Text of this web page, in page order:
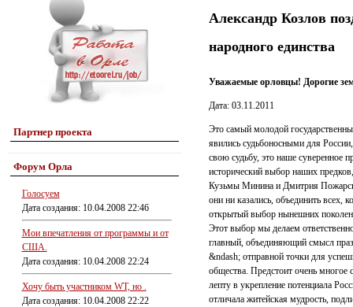
Партнер проекта
Форум Орла
Голосуем
Дата создания: 10.04.2008 22:46
Мои впечатления от программы и от
США.
Дата создания: 10.04.2008 22:24
Хочу быть участником WT, но .
Дата создания: 10.04.2008 22:22
Александр Козлов
народного единства
Уважаемые орловцы! Дорогие
Дата: 03.11.2011
Это самый молодой
явились судьбоносными для
свою судьбу, это наше суверенное
исторический выбор наших
Кузьмы Минина и Дмитрия
они ни казались, объединить всех,
открытый выбор нынешних
Этот выбор мы делаем
главный, объединяющий смысл
&ndash; отправной точки для
общества. Предстоит очень многое
лепту в укрепление потенциала
отличала житейская мудрость,